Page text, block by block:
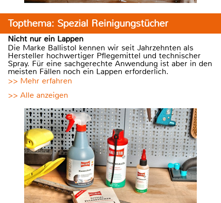
Topthema: Spezial Reinigungstücher
Nicht nur ein Lappen
Die Marke Ballistol kennen wir seit Jahrzehnten als
Hersteller hochwertiger Pflegemittel und technischer
Spray. Für eine sachgerechte Anwendung ist aber in den
meisten Fällen noch ein Lappen erforderlich.
>> Mehr erfahren
>> Alle anzeigen